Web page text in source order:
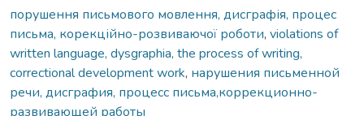
порушення письмового мовлення, дисграфія, процес
письма, корекційно-розвиваючої роботи, violations of
written language, dysgraphia, the process of writing,
correctional development work, нарушения письменной
речи, дисграфия, процесс письма,коррекционно-
развивающей работы